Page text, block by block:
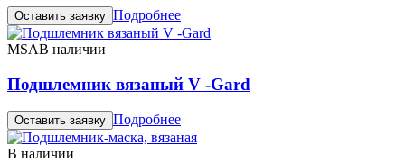
Оставить заявку Подробнее
MSAВ наличии
Подшлемник вязаный V -Gard
Оставить заявку Подробнее
В наличии